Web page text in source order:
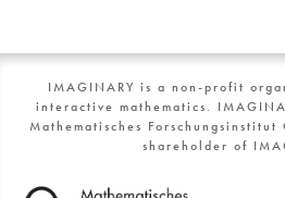
IMAGINARY is a non-profit
interactive mathematics.
Mathematisches
shareholder of